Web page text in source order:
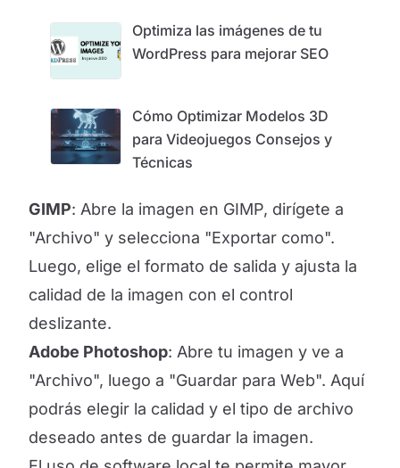
Optimiza las imágenes de tu
WordPress para mejorar SEO
Cómo Optimizar Modelos 3D
para Videojuegos Consejos y
Técnicas
GIMP: Abre la imagen en GIMP, dirígete a
"Archivo" y selecciona "Exportar como".
Luego, elige el formato de salida y ajusta la
calidad de la imagen con el control
deslizante.
Adobe Photoshop: Abre tu imagen y ve a
"Archivo", luego a "Guardar para Web". Aquí
podrás elegir la calidad y el tipo de archivo
deseado antes de guardar la imagen.